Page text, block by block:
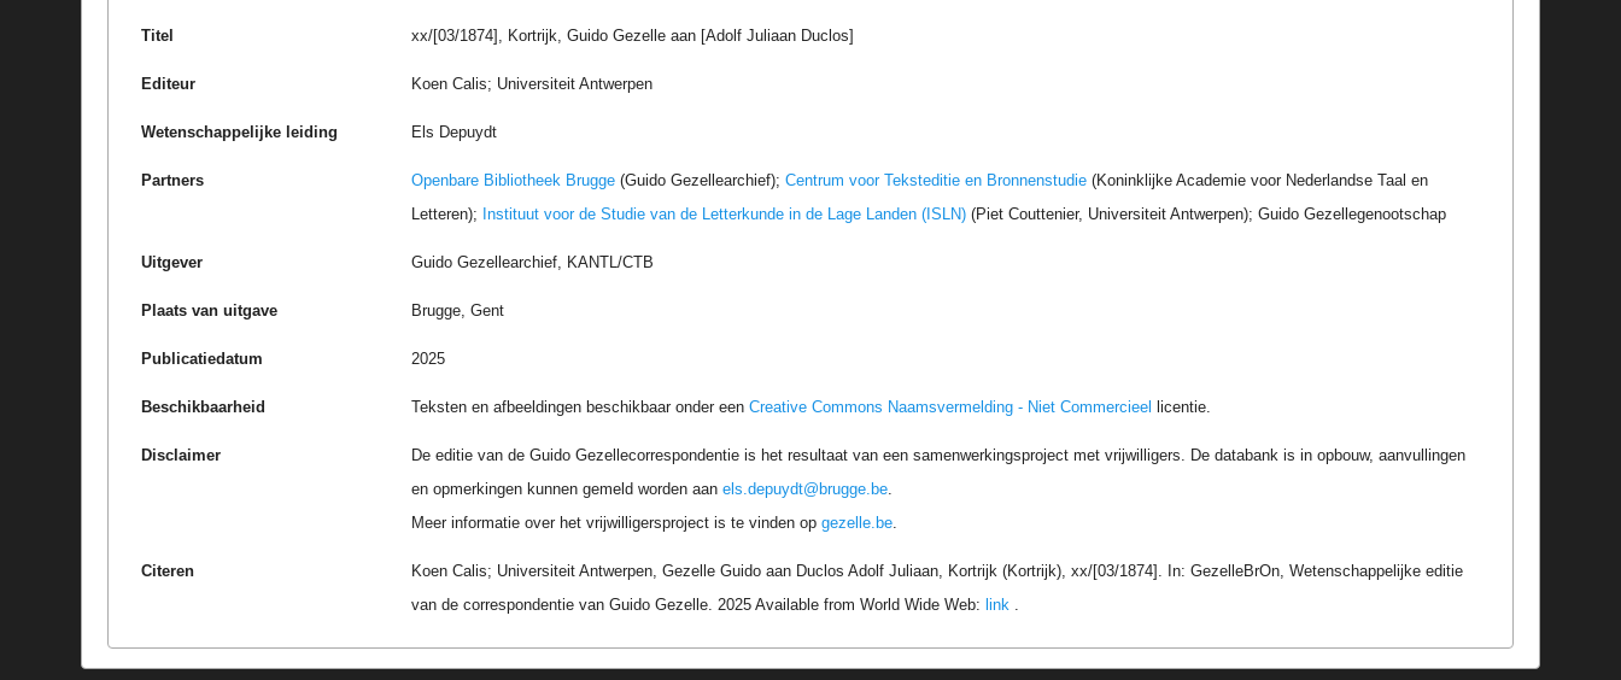
Titel xx/[03/1874], Kortrijk, Guido Gezelle aan [Adolf Juliaan Duclos]
Editeur Koen Calis; Universiteit Antwerpen
Wetenschappelijke leiding Els Depuydt
Partners Openbare Bibliotheek Brugge (Guido Gezellearchief);Centrum voor Teksteditie en Bronnenstudie (Koninklijke Academie voor Nederlandse Taal en
Letteren); Instituut voor de Studie van de Letterkunde in de Lage Landen (ISLN) (Piet Couttenier, Universiteit Antwerpen); Guido Gezellegenootschap
Uitgever Guido Gezellearchief, KANTL/CTB
Plaats van uitgave Brugge, Gent
Publicatiedatum 2025
Beschikbaarheid Teksten en afbeeldingen beschikbaar onder eenCreative Commons Naamsvermelding - Niet Commercieel licentie.
Disclaimer
De editie van de Guido Gezellecorrespondentie is het resultaat van een samenwerkingsproject met vrijwilligers. De databank is in opbouw, aanvullingen
en opmerkingen kunnen gemeld worden aanels.depuydt@brugge.be
Meer informatie over het vrijwilligersproject is te vinden opgezelle.be
Citeren
Koen Calis; Universiteit Antwerpen, Gezelle Guido aan Duclos Adolf Juliaan, Kortrijk (Kortrijk), xx/[03/1874]. In: GezelleBrOn, Wetenschappelijke editie
van de correspondentie van Guido Gezelle. 2025 Available from World Wide Web: link